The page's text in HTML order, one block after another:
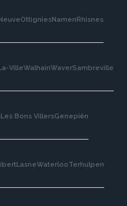
OttigniesNamen Rhisnes
VilleWalhainWaverSambreville
Les Bons VillersGenepiën
LasneWaterlooTerhulpen